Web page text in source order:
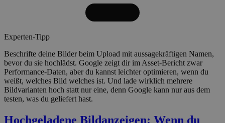
Experten-Tipp
Beschrifte deine Bilder beim Upload mit aussagekräftigen Namen,
bevor du sie hochlädst. Google zeigt dir im Asset-Bericht zwar
Performance-Daten, aber du kannst leichter optimieren, wenn du
weißt, welches Bild welches ist. Und lade wirklich mehrere
Bildvarianten hoch statt nur eine, denn Google kann nur aus dem
testen, was du geliefert hast.
Hochgeladene Bildanzeigen: Wenn du